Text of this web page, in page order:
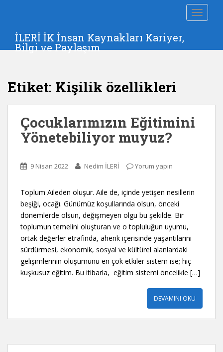
t
İLERİ İK İnsan Kaynakları Kariyer,
Bilgi ve Paylaşım
Etiket: Kişilik özellikleri
Çocuklarımızın Eğitimini
Yönetebiliyor muyuz?
9 Nisan 2022 Nedim İLERİ Yorum yapın
Toplum Aileden oluşur. Aile de, içinde yetişen nesillerin
beşiği, ocağı. Günümüz koşullarında olsun, önceki
dönemlerde olsun, değişmeyen olgu bu şekilde. Bir
toplumun temelini oluşturan ve o topluluğun uyumu,
ortak değerler etrafında, ahenk içerisinde yaşantılarını
sürdürmesi, ekonomik, sosyal ve kültürel alanlardaki
gelişimlerinin oluşumunu en çok etkiler sistem ise; hiç
kuşkusuz eğitim. Bu itibarla, eğitim sistemi öncelikle […]
DEVAMINI OKU